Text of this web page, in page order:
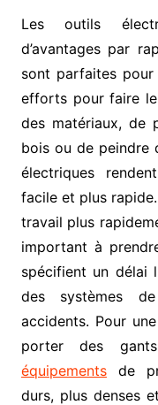
Les outils
d’avantages par
sont parfaites
efforts pour faire le
des matériaux, de
bois ou de peindre
électriques
facile et plus
travail plus
important à
spécifient un délai
des systèmes
accidents. Pour
porter des
équipementsde
durs, plus denses